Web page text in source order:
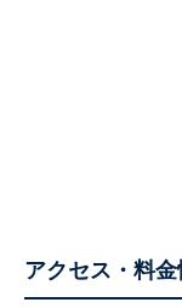
アクセス・料